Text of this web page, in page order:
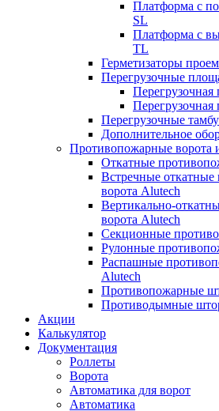
Платформа с
SL
Платформа с
TL
Герметизаторы
Перегрузочные
Перегрузочные
Дополнительное
Противопожарные ворота
Откатные
Встречные
ворота Alutech
Вертикально-
ворота Alutech
Секционные
Рулонные
Распашные
Alutech
Противопожарные
Противодымные
Акции
Калькулятор
Документация
Роллеты
Ворота
Автоматика для ворот
Автоматика